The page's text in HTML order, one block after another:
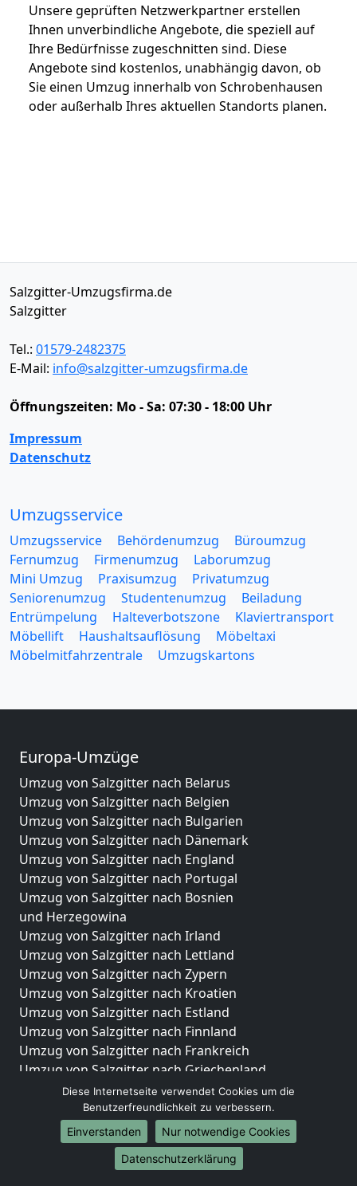
Unsere geprüften Netzwerkpartner erstellen
Ihnen unverbindliche Angebote, die speziell auf
Ihre Bedürfnisse zugeschnitten sind. Diese
Angebote sind kostenlos, unabhängig davon, ob
Sie einen Umzug innerhalb von Schrobenhausen
oder außerhalb Ihres aktuellen Standorts planen.
Salzgitter-Umzugsfirma.de
Salzgitter
Tel.: 01579-2482375
E-Mail: info@salzgitter-umzugsfirma.de
Öffnungszeiten: Mo - Sa: 07:30 - 18:00 Uhr
Impressum
Datenschutz
Umzugsservice
Umzugsservice Behördenumzug
Büroumzug
Fernumzug
Firmenumzug
Laborumzug
Mini Umzug
Praxisumzug
Privatumzug
Seniorenumzug
Studentenumzug
Beiladung
Entrümpelung
Halteverbotszone
Klaviertransport
Möbellift
Haushaltsauflösung
Möbeltaxi
Möbelmitfahrzentrale
Umzugskartons
Europa-Umzüge
Umzug von Salzgitter nach Belarus
Umzug von Salzgitter nach Belgien
Umzug von Salzgitter nach Bulgarien
Umzug von Salzgitter nach Dänemark
Umzug von Salzgitter nach England
Umzug von Salzgitter nach Portugal
Umzug von Salzgitter nach Bosnien
und Herzegowina
Umzug von Salzgitter nach Irland
Umzug von Salzgitter nach Lettland
Umzug von Salzgitter nach Zypern
Umzug von Salzgitter nach Kroatien
Umzug von Salzgitter nach Estland
Umzug von Salzgitter nach Finnland
Umzug von Salzgitter nach Frankreich
Umzug von Salzgitter nach Griechenland
Umzug von Salzgitter nach Italien
Umzug von Salzgitter nach Liechtenstein
Umzug von Salzgitter nach Luxemburg
Umzug von Salzgitter nach Niederlande
Umzug von Salzgitter nach Norwegen
Diese Internetseite verwendet Cookies um die
Benutzerfreundlichkeit zu verbessern.
Einverstanden
Nur notwendige Cookies
Datenschutzerklärung